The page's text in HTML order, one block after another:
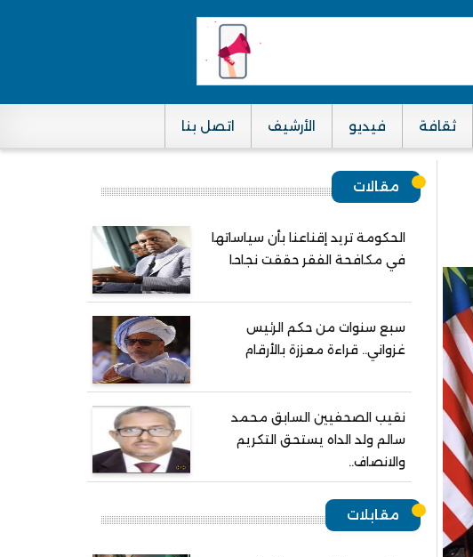
ثقافة فيديو الأرشيف اتصل بنا
مقالات
الحكومة تريد إقناعنا بأن سياساتها
في مكافحة الفقر حققت نجاحا
سبع سنوات من حكم الرئيس
غزواني.. قراءة معززة بالأرقام
نقيب الصحفيين السابق محمد
سالم ولد الداه يستحق التكريم
والانصاف..
مقابلات